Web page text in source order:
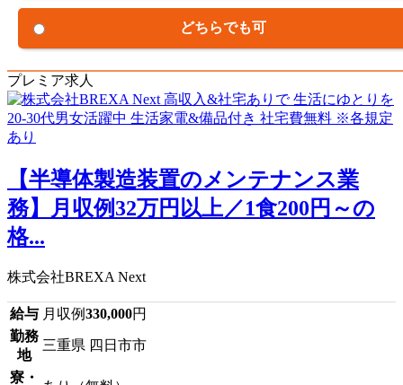
どちらでも可
プレミア求人
【半導体製造装置のメンテナンス業
務】月収例32万円以上／1食200円～の
格...
株式会社BREXA Next
給与 月収例330,000円
勤務
地
三重県 四日市市
寮・